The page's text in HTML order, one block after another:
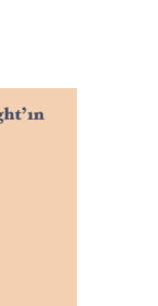
Zaimler
tespit
Bir Türk
çocuklar